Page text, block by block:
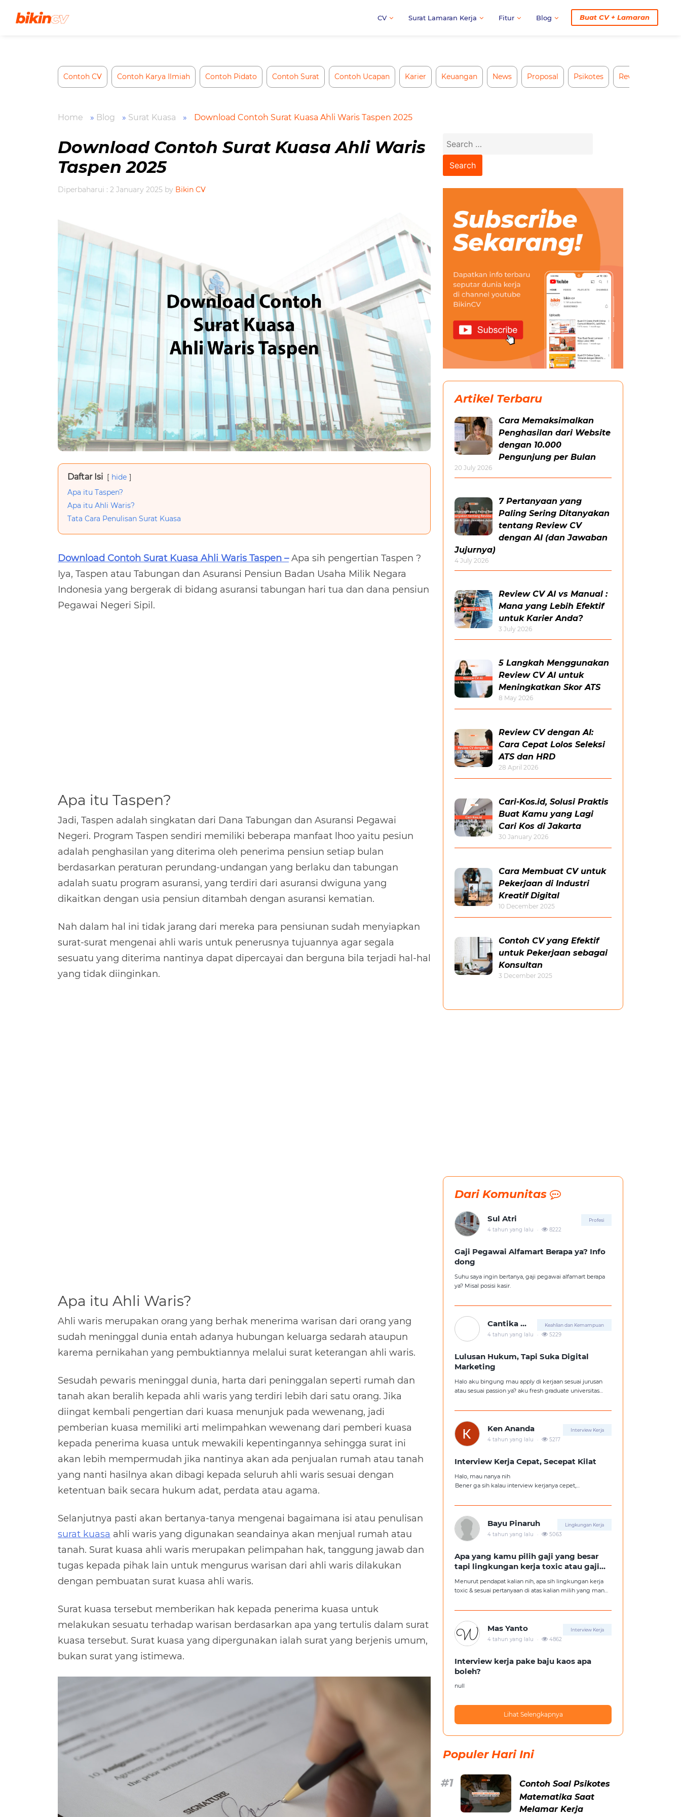
CV Surat Lamaran Kerja Fitur Blog Buat CV + Lamaran
Contoh CV Contoh Karya Ilmiah Contoh Pidato Contoh Surat Contoh Ucapan Karier Keuangan News Proposal Psikotes Review CV AI
Home » Blog » Surat Kuasa » Download Contoh Surat Kuasa Ahli Waris Taspen 2025
Download Contoh Surat Kuasa Ahli Waris
Taspen 2025
Diperbaharui : 2 January 2025 by Bikin CV
Daftar Isi
hide
Apa itu Taspen?
Apa itu Ahli Waris?
Tata Cara Penulisan Surat Kuasa
Download Contoh Surat Kuasa Ahli Waris Taspen – Apa sih pengertian Taspen ?
Iya, Taspen atau Tabungan dan Asuransi Pensiun Badan Usaha Milik Negara
Indonesia yang bergerak di bidang asuransi tabungan hari tua dan dana pensiun
Pegawai Negeri Sipil.
Apa itu Taspen?
Jadi, Taspen adalah singkatan dari Dana Tabungan dan Asuransi Pegawai
Negeri. Program Taspen sendiri memiliki beberapa manfaat lhoo yaitu pesiun
adalah penghasilan yang diterima oleh penerima pensiun setiap bulan
berdasarkan peraturan perundang-undangan yang berlaku dan tabungan
adalah suatu program asuransi, yang terdiri dari asuransi dwiguna yang
dikaitkan dengan usia pensiun ditambah dengan asuransi kematian.
Nah dalam hal ini tidak jarang dari mereka para pensiunan sudah menyiapkan
surat-surat mengenai ahli waris untuk penerusnya tujuannya agar segala
sesuatu yang diterima nantinya dapat dipercayai dan berguna bila terjadi hal-hal
yang tidak diinginkan.
Apa itu Ahli Waris?
Ahli waris merupakan orang yang berhak menerima warisan dari orang yang
sudah meninggal dunia entah adanya hubungan keluarga sedarah ataupun
karema pernikahan yang pembuktiannya melalui surat keterangan ahli waris.
Sesudah pewaris meninggal dunia, harta dari peninggalan seperti rumah dan
tanah akan beralih kepada ahli waris yang terdiri lebih dari satu orang. Jika
diingat kembali pengertian dari kuasa menunjuk pada wewenang, jadi
pemberian kuasa memiliki arti melimpahkan wewenang dari pemberi kuasa
kepada penerima kuasa untuk mewakili kepentingannya sehingga surat ini
akan lebih mempermudah jika nantinya akan ada penjualan rumah atau tanah
yang nanti hasilnya akan dibagi kepada seluruh ahli waris sesuai dengan
ketentuan baik secara hukum adat, perdata atau agama.
Selanjutnya pasti akan bertanya-tanya mengenai bagaimana isi atau penulisan
surat kuasa ahli waris yang digunakan seandainya akan menjual rumah atau
tanah. Surat kuasa ahli waris merupakan pelimpahan hak, tanggung jawab dan
tugas kepada pihak lain untuk mengurus warisan dari ahli waris dilakukan
dengan pembuatan surat kuasa ahli waris.
Surat kuasa tersebut memberikan hak kepada penerima kuasa untuk
melakukan sesuatu terhadap warisan berdasarkan apa yang tertulis dalam surat
kuasa tersebut. Surat kuasa yang dipergunakan ialah surat yang berjenis umum,
bukan surat yang istimewa.
Artikel Terbaru
Cara Memaksimalkan
Penghasilan dari Website
dengan 10.000
Pengunjung per Bulan
20 July 2026
7 Pertanyaan yang
Paling Sering Ditanyakan
tentang Review CV
dengan AI (dan Jawaban
Jujurnya)
4 July 2026
Review CV AI vs Manual :
Mana yang Lebih Efektif
untuk Karier Anda?
3 July 2026
5 Langkah Menggunakan
Review CV AI untuk
Meningkatkan Skor ATS
8 May 2026
Review CV dengan AI:
Cara Cepat Lolos Seleksi
ATS dan HRD
28 April 2026
Cari-Kos.id, Solusi Praktis
Buat Kamu yang Lagi
Cari Kos di Jakarta
30 January 2026
Cara Membuat CV untuk
Pekerjaan di Industri
Kreatif Digital
10 December 2025
Contoh CV yang Efektif
untuk Pekerjaan sebagai
Konsultan
3 December 2025
Dari Komunitas
Sul Atri Profesi
4 tahun yang lalu . 8222
Gaji Pegawai Alfamart Berapa ya? Info
dong
Suhu saya ingin bertanya, gaji pegawai alfamart berapa
ya? Misal posisi kasir.
Cantika Putri Keahlian dan Kemampuan
4 tahun yang lalu . 5229
Lulusan Hukum, Tapi Suka Digital
Marketing
Halo aku bingung mau apply di kerjaan sesuai jurusan
atau sesuai passion ya? aku fresh graduate universitas
marketing. Ortuku tentu kasi saran biar aku ambil
Ken Ananda Interview Kerja
4 tahun yang lalu . 5217
Interview Kerja Cepat, Secepat Kilat
Halo, mau nanya nih
Bener ga sih kalau interview kerjanya cepet,
Tolong pencerahannya dong kakak-kakak semua,
Bayu Pinaruh Lingkungan Kerja
4 tahun yang lalu . 5063
Apa yang kamu pilih gaji yang besar
tapi lingkungan kerja toxic atau gaji
nyaman
Menurut pendapat kalian nih, apa sih lingkungan kerja
toxic & sesuai pertanyaan di atas kalian milih yang mana
Mas Yanto Interview Kerja
4 tahun yang lalu . 4862
Interview kerja pake baju kaos apa
boleh?
null
Lihat Selengkapnya
Populer Hari Ini
Contoh Soal Psikotes
Matematika Saat
Melamar Kerja